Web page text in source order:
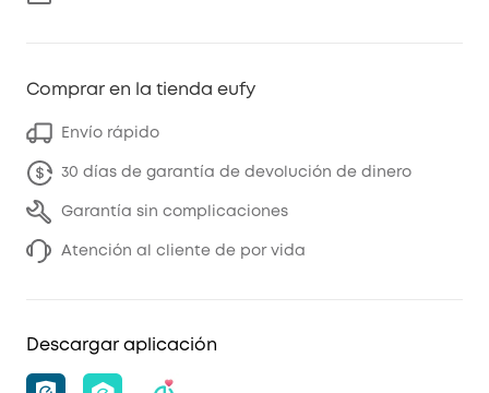
Comprar en la tienda eufy
Envío rápido
30 días de garantía de devolución de dinero
Garantía sin complicaciones
Atención al cliente de por vida
Descargar aplicación